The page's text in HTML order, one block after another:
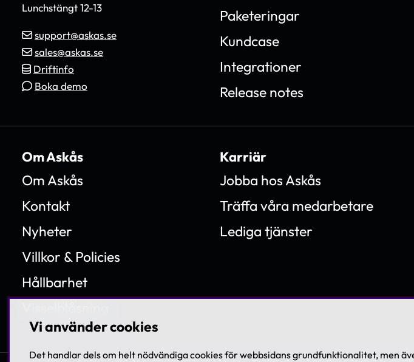
Lunchstängt 12-13
support@askas.se
sales@askas.se
Driftinfo
Boka demo
Paketeringar
Kundcase
Integrationer
Release notes
Om Askås
Om Askås
Kontakt
Nyheter
Villkor & Policies
Hållbarhet
Karriär
Jobba hos Askås
Träffa våra medarbetare
Lediga tjänster
Vi använder cookies
Det handlar dels om helt nödvändiga cookies för webbsidans grundfunktionalitet, men